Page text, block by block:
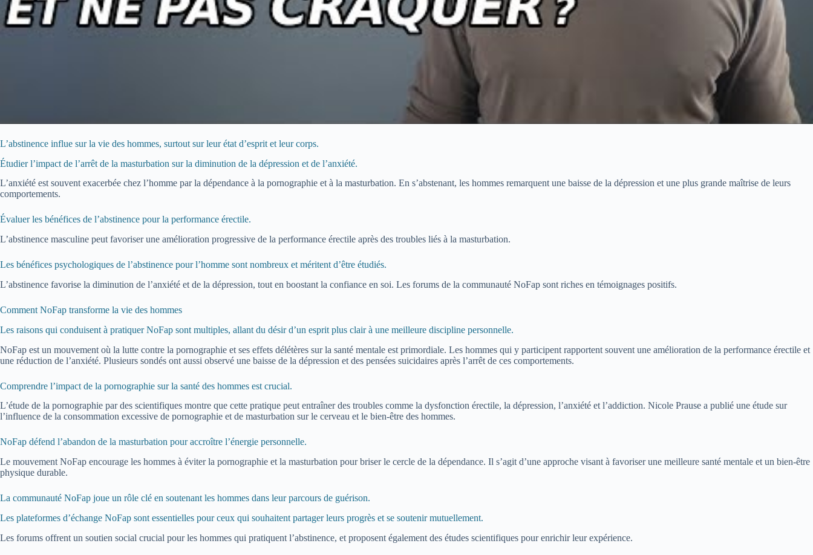
L’abstinence influe sur la vie des hommes, surtout sur leur état d’esprit et leur corps.
Étudier l’impact de l’arrêt de la masturbation sur la diminution de la dépression et de l’anxiété.
L’anxiété est souvent exacerbée chez l’homme par la dépendance à la pornographie et à la masturbation. En s’abstenant, les hommes remarquent une baisse de la dépression et une plus grande maîtrise de leurs
comportements.
Évaluer les bénéfices de l’abstinence pour la performance érectile.
L’abstinence masculine peut favoriser une amélioration progressive de la performance érectile après des troubles liés à la masturbation.
Les bénéfices psychologiques de l’abstinence pour l’homme sont nombreux et méritent d’être étudiés.
L’abstinence favorise la diminution de l’anxiété et de la dépression, tout en boostant la confiance en soi. Les forums de la communauté NoFap sont riches en témoignages positifs.
Comment NoFap transforme la vie des hommes
Les raisons qui conduisent à pratiquer NoFap sont multiples, allant du désir d’un esprit plus clair à une meilleure discipline personnelle.
NoFap est un mouvement où la lutte contre la pornographie et ses effets délétères sur la santé mentale est primordiale. Les hommes qui y participent rapportent souvent une amélioration de la performance érectile et
une réduction de l’anxiété. Plusieurs sondés ont aussi observé une baisse de la dépression et des pensées suicidaires après l’arrêt de ces comportements.
Comprendre l’impact de la pornographie sur la santé des hommes est crucial.
L’étude de la pornographie par des scientifiques montre que cette pratique peut entraîner des troubles comme la dysfonction érectile, la dépression, l’anxiété et l’addiction. Nicole Prause a publié une étude sur
l’influence de la consommation excessive de pornographie et de masturbation sur le cerveau et le bien-être des hommes.
NoFap défend l’abandon de la masturbation pour accroître l’énergie personnelle.
Le mouvement NoFap encourage les hommes à éviter la pornographie et la masturbation pour briser le cercle de la dépendance. Il s’agit d’une approche visant à favoriser une meilleure santé mentale et un bien-être
physique durable.
La communauté NoFap joue un rôle clé en soutenant les hommes dans leur parcours de guérison.
Les plateformes d’échange NoFap sont essentielles pour ceux qui souhaitent partager leurs progrès et se soutenir mutuellement.
Les forums offrent un soutien social crucial pour les hommes qui pratiquent l’abstinence, et proposent également des études scientifiques pour enrichir leur expérience.